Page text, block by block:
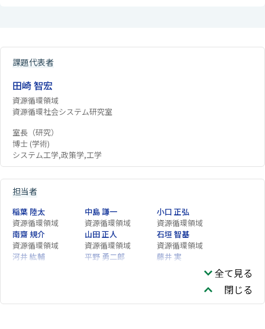
課題代表者
田崎 智宏
資源循環領域
資源循環社会システム研究室
室長（研究）
博士 (学術)
システム工学,政策学,工学
担当者
稲葉 陸太
資源循環領域
中島 謙一
資源循環領域
小口 正弘
資源循環領域
南齋 規介
資源循環領域
山田 正人
資源循環領域
石垣 智基
資源循環領域
河井 紘輔
平野 勇二郎
藤井 実
社会システム領域全て見る
閉じる